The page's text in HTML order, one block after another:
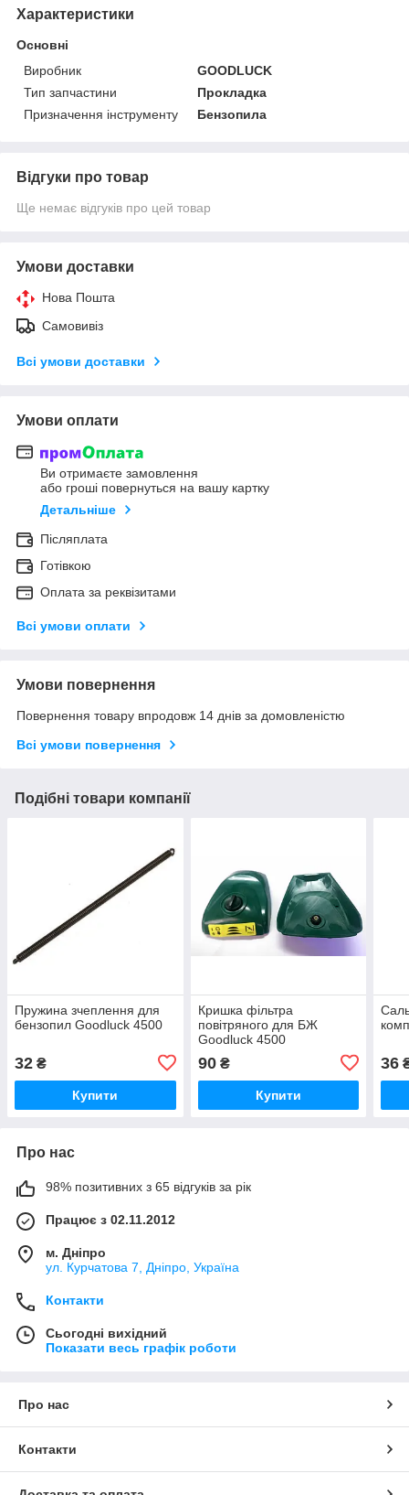
Характеристики
Основні
Виробник
GOODLUCK
Тип запчастини
Прокладка
Призначення інструменту
Бензопила
Відгуки про товар
Ще немає відгуків про цей товар
Умови доставки
Нова Пошта
Самовивіз
Всі умови доставки
Умови оплати
Ви отримаєте замовлення
або гроші повернуться на вашу картку
Детальніше
Післяплата
Готівкою
Оплата за реквізитами
Всі умови оплати
Умови повернення
Повернення товару впродовж 14 днів за домовленістю
Всі умови повернення
Подібні товари компанії
Пружина зчеплення для
бензопил Goodluck 4500
32 ₴
Купити
Кришка фільтра
повітряного для БЖ
Goodluck 4500
90₴
Купити
36
Про нас
98% позитивних з 65 відгуків за рік
Працює з 02.11.2012
м. Дніпро
ул. Курчатова 7, Дніпро, Україна
Контакти
Сьогодні вихідний
Показати весь графік роботи
Про нас
Контакти